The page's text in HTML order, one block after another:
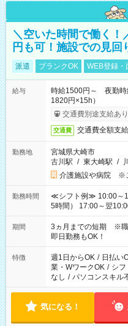
＼空いた時間で働く
円も可！施設での見回
派遣 ブランクOK WEB登録・
給与
時給1500円～ 夜勤
1820円×15h）
交通費別途支給あり
交通費 交通費全額支給
勤務地
宮城県大崎市
古川駅 / 東大崎駅 /
介護施設や病院 ※
勤務時間
≪シフト例≫ 10:00～
5時間） 17:00～翌10:00（実働
働く時間は調整できま
期間
3ヵ月までの短期 ※職
即日勤務もOK！
特徴 週1日からOK / 日払い
業・WワークOK / シフ
なし / パソコンスキル
気になる！